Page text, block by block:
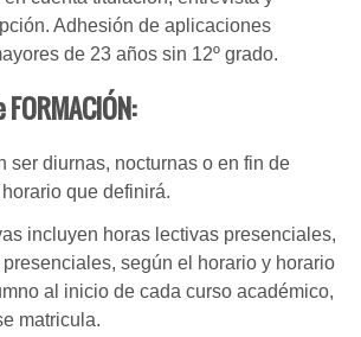
Adhesión de aplicaciones
de 23 años sin 12º grado.
ser diurnas, nocturnas o en fin de
que definirá.
incluyen horas lectivas presenciales,
según el horario y horario
al inicio de cada curso académico,
matricula.